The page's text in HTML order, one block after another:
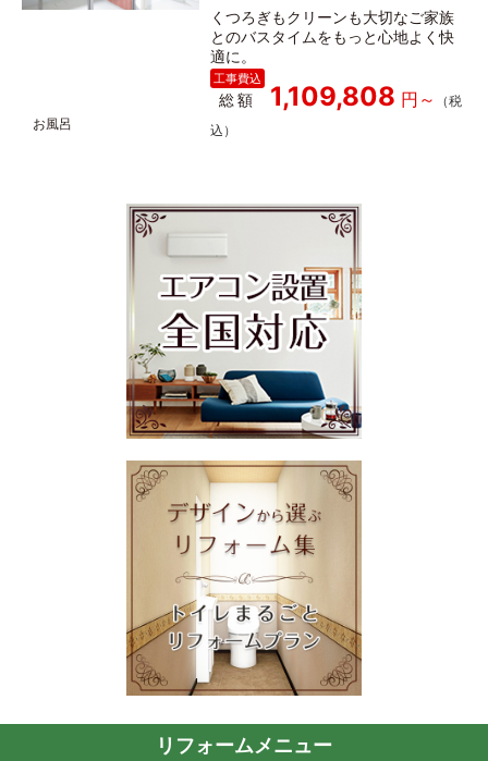
くつろぎもクリーンも大切なご家族
とのバスタイムをもっと心地よく快
適に。
総額 1,109,808
リフォームメニュー